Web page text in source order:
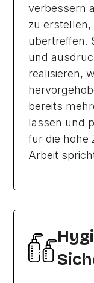
verbessern
zu erstellen,
übertreffen.
und
realisieren,
bereits
lassen und
für die hohe
Arbeit